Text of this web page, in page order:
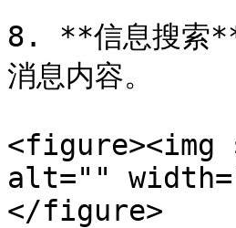
8. **信息搜索**
消息内容。
<figure><img
alt=""
</figure>